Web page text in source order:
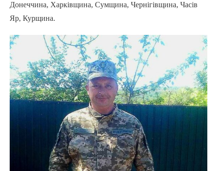
Донеччина, Харківщина, Сумщина, Чернігівщина, Часів
Яр, Курщина.